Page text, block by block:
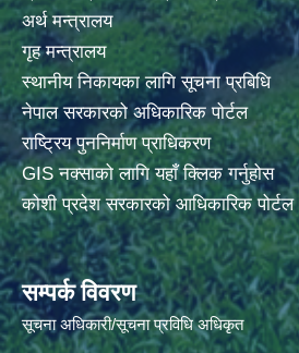
अर्थ मन्त्रालय
गृह मन्त्रालय
स्थानीय निकायका लागि सूचना प्रबिधि
नेपाल सरकारको अधिकारिक पोर्टल
राष्ट्रिय पुननिर्माण प्राधिकरण
GIS नक्साको लागि यहाँ क्लिक गर्नुहोस
कोशी प्रदेश सरकारको आधिकारिक पोर्टल
सम्पर्क विवरण
सूचना अधिकारी/सूचना प्रविधि अधिकृत